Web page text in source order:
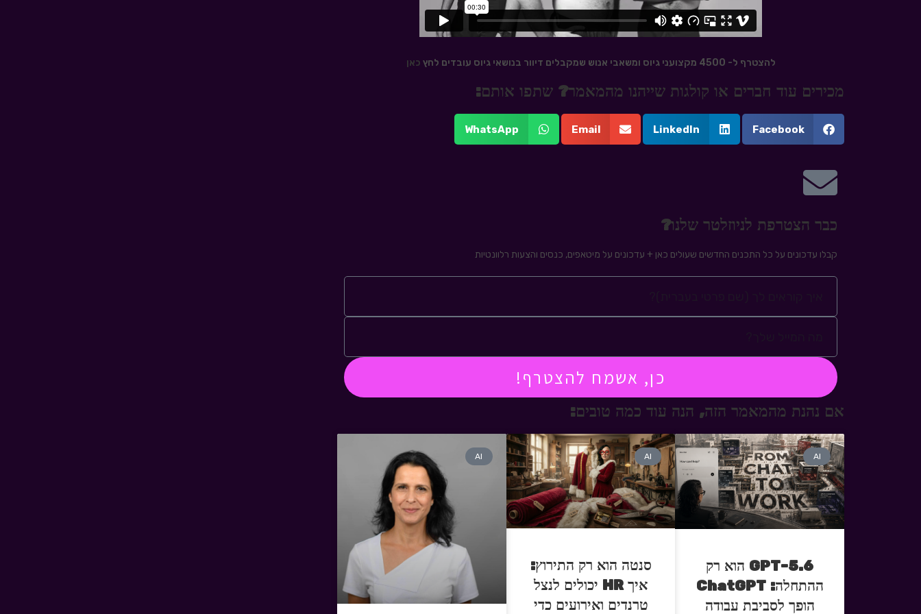
להצטרף ל- 4500 מקצועני גיוס ומשאבי אנוש שמקבלים דיוור בנושאי גיוס עובדים לחץ כאן
מכירים עוד חברים או קולגות שייהנו מהמאמר? שתפו אותם:
Facebook
LinkedIn
Email
WhatsApp
כבר הצטרפת לניוזלטר שלנו?
קבלו עדכונים על כל התכנים החדשים שעולים כאן + עדכונים על מיטאפים, כנסים והצעות רלוונטיות
כן, אשמח להצטרף!
אם נהנת מהמאמר הזה, הנה עוד כמה טובים:
AI
GPT-5.6 הוא רק
ההתחלה: ChatGPT
הופך לסביבת עבודה
AI
סנטה הוא רק התירוץ:
איך HR יכולים לנצל
טרנדים ואירועים כדי
AI